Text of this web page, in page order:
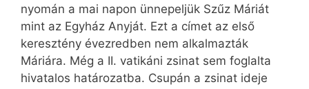
nyomán a mai napon ünnepeljük Szűz Máriát
mint az Egyház Anyját. Ezt a címet az első
keresztény évezredben nem alkalmazták
Máriára. Még a II. vatikáni zsinat sem foglalta
hivatalos határozatba. Csupán a zsinat ideje